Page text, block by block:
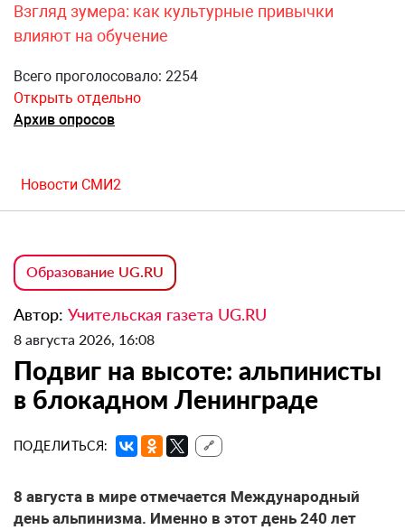
Взгляд зумера: как культурные привычки
влияют на обучение
Всего проголосовало: 2254
Открыть отдельно
Архив опросов
Новости СМИ2
Образование UG.RU
Автор: Учительская газета UG.RU
8 августа 2026, 16:08
Подвиг на высоте: альпинисты
в блокадном Ленинграде
ПОДЕЛИТЬСЯ: 🔗
8 августа в мире отмечается Международный
день альпинизма. Именно в этот день 240 лет